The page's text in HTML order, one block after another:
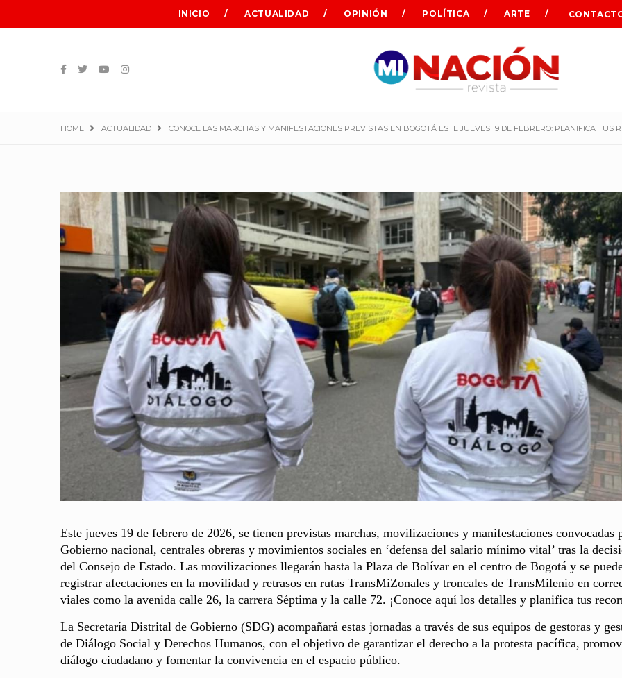
INICIO ACTUALIDAD OPINIÓN POLÍTICA ARTE
HOME ACTUALIDAD CONOCE LAS MARCHAS Y MANIFESTACIONES PREVISTAS EN BOGOTÁ ESTE JUEVES 19 DE FEBRERO: PLANIFICA TUS
Este jueves 19 de febrero de 2026, se tienen previstas marchas, movilizaciones y manifestaciones convocadas
Gobierno nacional, centrales obreras y movimientos sociales en ‘defensa del salario mínimo vital’ tras la
del Consejo de Estado. Las movilizaciones llegarán hasta la Plaza de Bolívar en el centro de Bogotá y se
registrar afectaciones en la movilidad y retrasos en rutas TransMiZonales y troncales de TransMilenio en
viales como la avenida calle 26, la carrera Séptima y la calle 72. ¡Conoce aquí los detalles y planifica tus
La Secretaría Distrital de Gobierno (SDG) acompañará estas jornadas a través de sus equipos de gestoras y
de Diálogo Social y Derechos Humanos, con el objetivo de garantizar el derecho a la protesta pacífica,
diálogo ciudadano y fomentar la convivencia en el espacio público.